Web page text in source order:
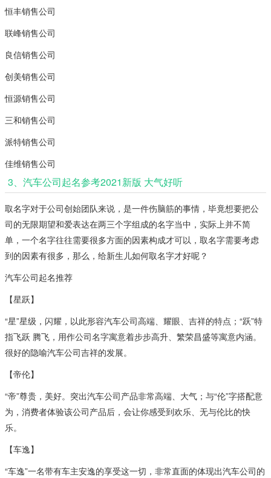
恒丰销售公司
联峰销售公司
良信销售公司
创美销售公司
恒源销售公司
三和销售公司
派特销售公司
佳维销售公司
3、汽车公司起名参考2021新版 大气好听
取名字对于公司创始团队来说，是一件伤脑筋的事情，毕竟想要把公
司的无限期望和爱表达在两三个字组成的名字当中，实际上并不简
单，一个名字往往需要很多方面的因素构成才可以，取名字需要考虑
到的因素有很多，那么，给新生儿如何取名字才好呢？
汽车公司起名推荐
【星跃】
“星”星级，闪耀，以此形容汽车公司高端、耀眼、吉祥的特点；“跃”特
指飞跃 腾飞，用作公司名字寓意着步步高升、繁荣昌盛等寓意内涵。
很好的隐喻汽车公司吉祥的发展。
【帝伦】
“帝”尊贵，美好。突出汽车公司产品非常高端、大气；与“伦”字搭配意
为，消费者体验该公司产品后，会让你感受到欢乐、无与伦比的快
乐。
【车逸】
“车逸”一名带有车主安逸的享受这一切，非常直面的体现出汽车公司的